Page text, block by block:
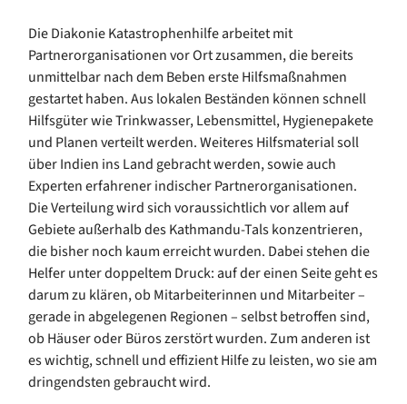
Die Diakonie Katastrophenhilfe arbeitet mit
Partnerorganisationen vor Ort zusammen, die bereits
unmittelbar nach dem Beben erste Hilfsmaßnahmen
gestartet haben. Aus lokalen Beständen können schnell
Hilfsgüter wie Trinkwasser, Lebensmittel, Hygienepakete
und Planen verteilt werden. Weiteres Hilfsmaterial soll
über Indien ins Land gebracht werden, sowie auch
Experten erfahrener indischer Partnerorganisationen.
Die Verteilung wird sich voraussichtlich vor allem auf
Gebiete außerhalb des Kathmandu-Tals konzentrieren,
die bisher noch kaum erreicht wurden. Dabei stehen die
Helfer unter doppeltem Druck: auf der einen Seite geht es
darum zu klären, ob Mitarbeiterinnen und Mitarbeiter –
gerade in abgelegenen Regionen – selbst betroffen sind,
ob Häuser oder Büros zerstört wurden. Zum anderen ist
es wichtig, schnell und effizient Hilfe zu leisten, wo sie am
dringendsten gebraucht wird.